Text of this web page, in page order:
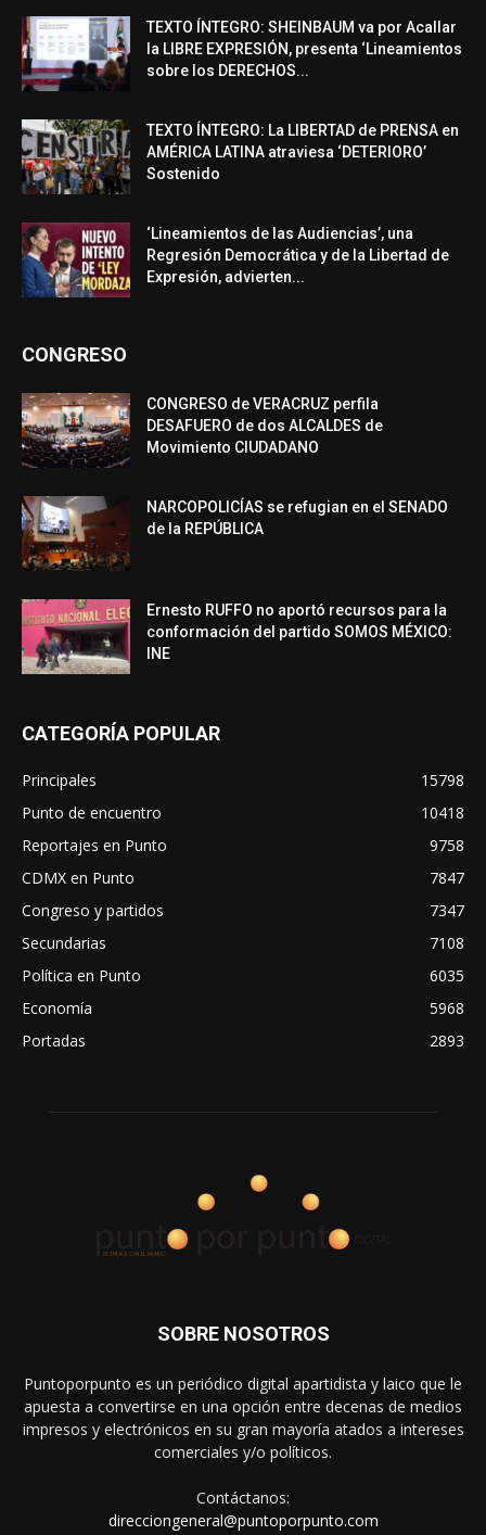
TEXTO ÍNTEGRO: SHEINBAUM va por Acallar
la LIBRE EXPRESIÓN, presenta ‘Lineamientos
sobre los DERECHOS...
TEXTO ÍNTEGRO: La LIBERTAD de PRENSA en
AMÉRICA LATINA atraviesa ‘DETERIORO’
Sostenido
‘Lineamientos de las Audiencias’, una
Regresión Democrática y de la Libertad de
Expresión, advierten...
CONGRESO
CONGRESO de VERACRUZ perfila
DESAFUERO de dos ALCALDES de
Movimiento CIUDADANO
NARCOPOLICÍAS se refugian en el SENADO
de la REPÚBLICA
Ernesto RUFFO no aportó recursos para la
conformación del partido SOMOS MÉXICO:
INE
CATEGORÍA POPULAR
Principales
15798
Punto de encuentro
10418
Reportajes en Punto
9758
CDMX en Punto
7847
Congreso y partidos
7347
Secundarias
7108
Política en Punto
6035
Economía
5968
Portadas
2893
SOBRE NOSOTROS
Puntoporpunto es un periódico digital apartidista y laico que le
apuesta a convertirse en una opción entre decenas de medios
impresos y electrónicos en su gran mayoría atados a intereses
comerciales y/o políticos.
Contáctanos:
direcciongeneral@puntoporpunto.com